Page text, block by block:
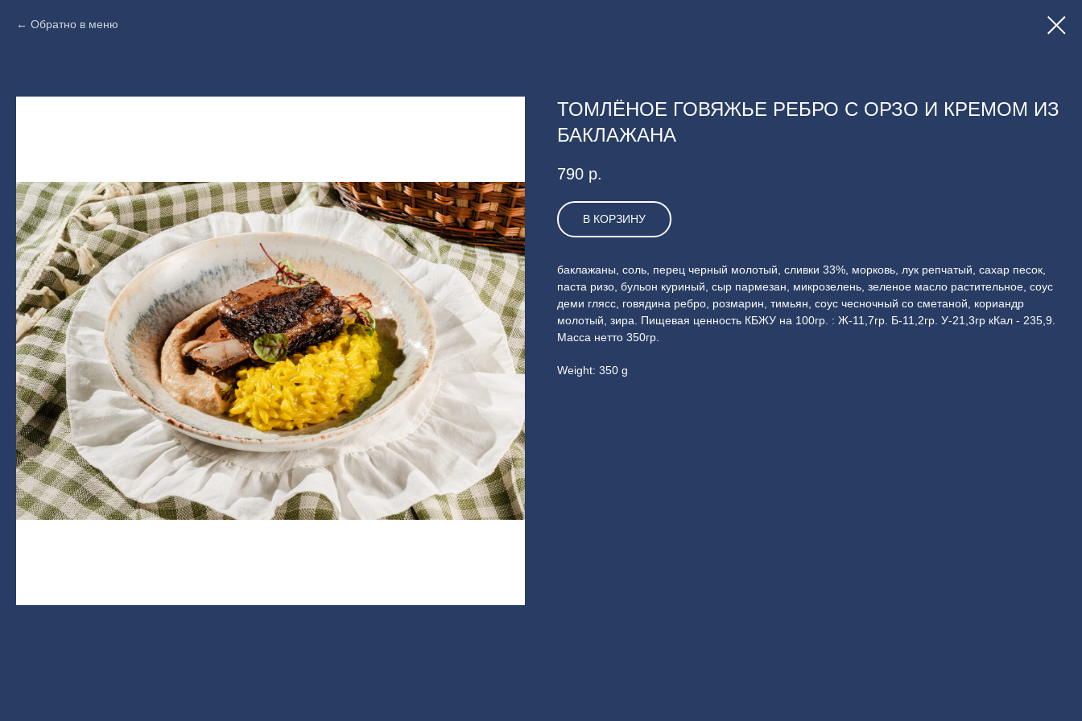
Обратно в меню
ТОМЛЁНОЕ ГОВЯЖЬЕ РЕБРО С ОРЗО И КРЕМОМ ИЗ
БАКЛАЖАНА
790 р.
В КОРЗИНУ
баклажаны, соль, перец черный молотый, сливки 33%, морковь, лук репчатый, сахар песок,
паста ризо, бульон куриный, сыр пармезан, микрозелень, зеленое масло растительное, соус
деми глясс, говядина ребро, розмарин, тимьян, соус чесночный со сметаной, кориандр
молотый, зира. Пищевая ценность КБЖУ на 100гр. : Ж-11,7гр. Б-11,2гр. У-21,3гр кКал - 235,9.
Масса нетто 350гр.
Weight: 350 g